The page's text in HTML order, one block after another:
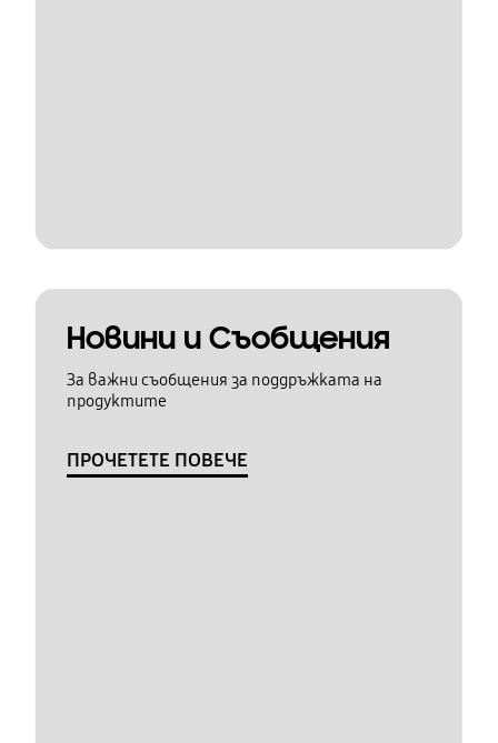
Новини и Съобщения
За важни съобщения за поддръжката на
продуктите
ПРОЧЕТЕТЕ ПОВЕЧЕ